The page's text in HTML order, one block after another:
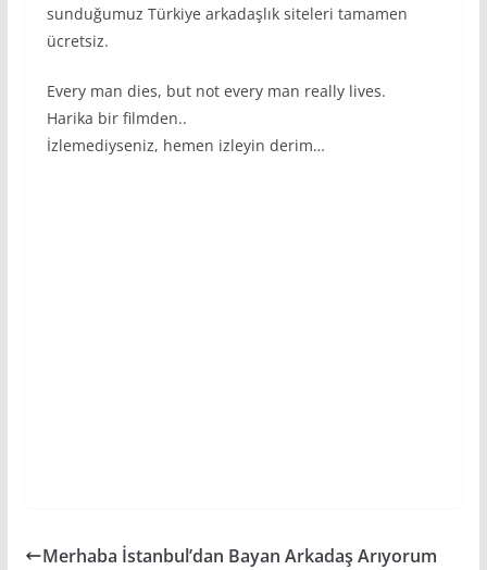
sunduğumuz Türkiye arkadaşlık siteleri tamamen
ücretsiz.
Every man dies, but not every man really lives.
Harika bir filmden..
İzlemediyseniz, hemen izleyin derim…
Merhaba İstanbul’dan Bayan Arkadaş Arıyorum